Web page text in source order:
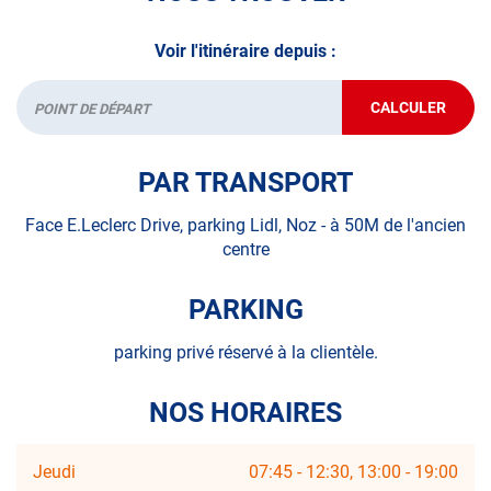
Voir l'itinéraire depuis :
Départ CALCULER
JUSQU'AU
POINT
MESNIL
PAR TRANSPORT
Face E.Leclerc Drive, parking Lidl, Noz - à 50M de l'ancien
centre
PARKING
parking privé réservé à la clientèle.
NOS HORAIRES
Horaires
Jeudi 07:45 - 12:30 13:00 - 19:00